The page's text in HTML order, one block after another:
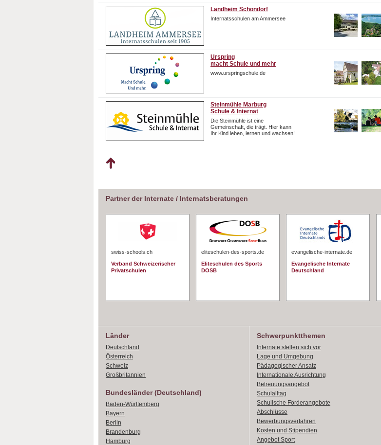
Landheim Schondorf
Internatsschulen am Ammersee
Urspring
macht Schule und mehr
www.urspringschule.de
Steinmühle Marburg
Schule & Internat
Die Steinmühle ist eine
Gemeinschaft, die trägt. Hier kann
Ihr Kind leben, lernen und wachsen!
Partner der Internate / Internatsberatungen
swiss-schools.ch
Verband Schweizerischer
Privatschulen
eliteschulen-des-sports.de
Eliteschulen des Sports
DOSB
evangelische-internate.de
Evangelische Internate
Deutschland
Länder
Deutschland
Österreich
Schweiz
Großbritannien
Bundesländer (Deutschland)
Baden-Württemberg
Bayern
Berlin
Brandenburg
Hamburg
Schwerpunktthemen
Internate stellen sich vor
Lage und Umgebung
Pädagogischer Ansatz
Internationale Ausrichtung
Betreuungsangebot
Schulalltag
Schulische Förderangebote
Abschlüsse
Bewerbungsverfahren
Kosten und Stipendien
Angebot Sport